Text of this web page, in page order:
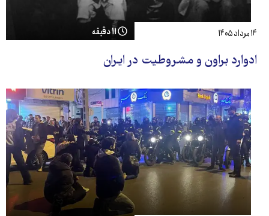
ادوارد براون و مشروطیت در ایران
۱۴ مرداد ۱۴۰۵ ۱۱ دقیقه